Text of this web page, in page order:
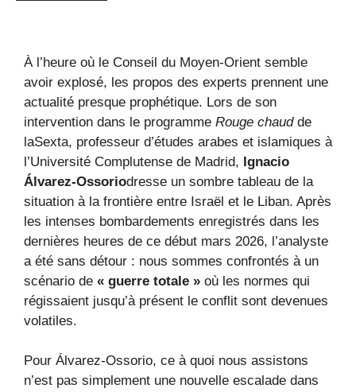
À l’heure où le Conseil du Moyen-Orient semble
avoir explosé, les propos des experts prennent une
actualité presque prophétique. Lors de son
intervention dans le programme Rouge chaudde
laSexta, professeur d’études arabes et islamiques à
l’Université Complutense de Madrid, Ignacio
Álvarez-Ossoriodresse un sombre tableau de la
situation à la frontière entre Israël et le Liban. Après
les intenses bombardements enregistrés dans les
dernières heures de ce début mars 2026, l’analyste
a été sans détour : nous sommes confrontés à un
scénario de « guerre totale » où les normes qui
régissaient jusqu’à présent le conflit sont devenues
volatiles.
Pour Álvarez-Ossorio, ce à quoi nous assistons
n’est pas simplement une nouvelle escalade dans